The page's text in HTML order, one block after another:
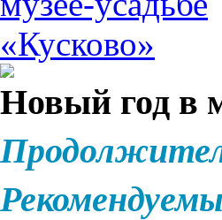
Новый год в